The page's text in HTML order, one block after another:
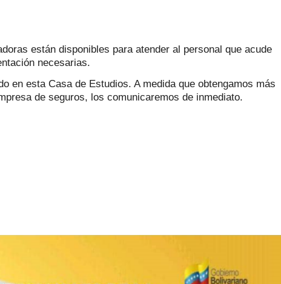
están disponibles para atender al personal que acude
necesarias.
en esta Casa de Estudios. A medida que obtengamos más
de seguros, los comunicaremos de inmediato.